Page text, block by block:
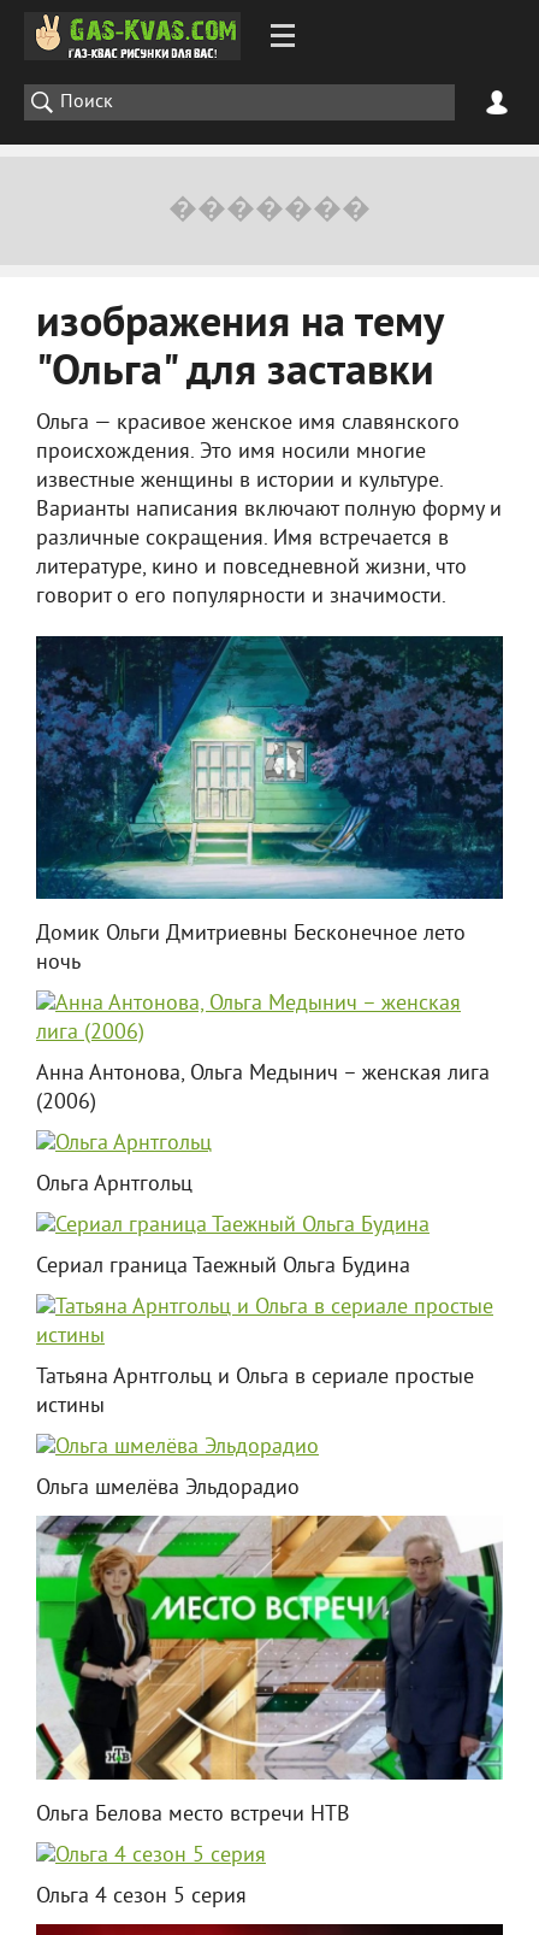
изображения на тему
"Ольга" для заставки
Ольга — красивое женское имя славянского
происхождения. Это имя носили многие
известные женщины в истории и культуре.
Варианты написания включают полную форму и
различные сокращения. Имя встречается в
литературе, кино и повседневной жизни, что
говорит о его популярности и значимости.
Домик Ольги Дмитриевны Бесконечное лето
ночь
Анна Антонова, Ольга Медынич – женская лига
(2006)
Ольга Арнтгольц
Сериал граница Таежный Ольга Будина
Татьяна Арнтгольц и Ольга в сериале простые
истины
Ольга шмелёва Эльдорадио
Ольга Белова место встречи НТВ
Ольга 4 сезон 5 серия